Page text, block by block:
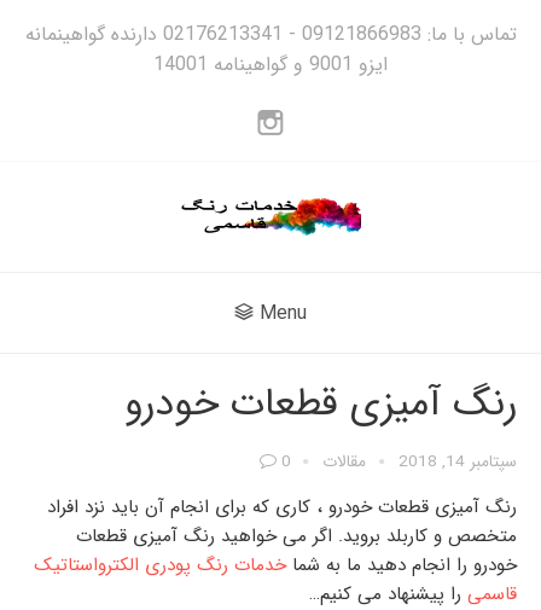
تماس با ما: 09121866983 - 02176213341 دارنده گواهینمانه
ایزو 9001 و گواهینامه 14001
Menu
رنگ آمیزی قطعات خودرو
سپتامبر 14, 2018 مقالات 0
رنگ آمیزی قطعات خودرو ، کاری که برای انجام آن باید نزد افراد
متخصص و کاربلد بروید. اگر می خواهید رنگ آمیزی قطعات
خودرو را انجام دهید ما به شماخدمات رنگ پودری الکترواستاتیک
قاسمی را پیشنهاد می کنیم…